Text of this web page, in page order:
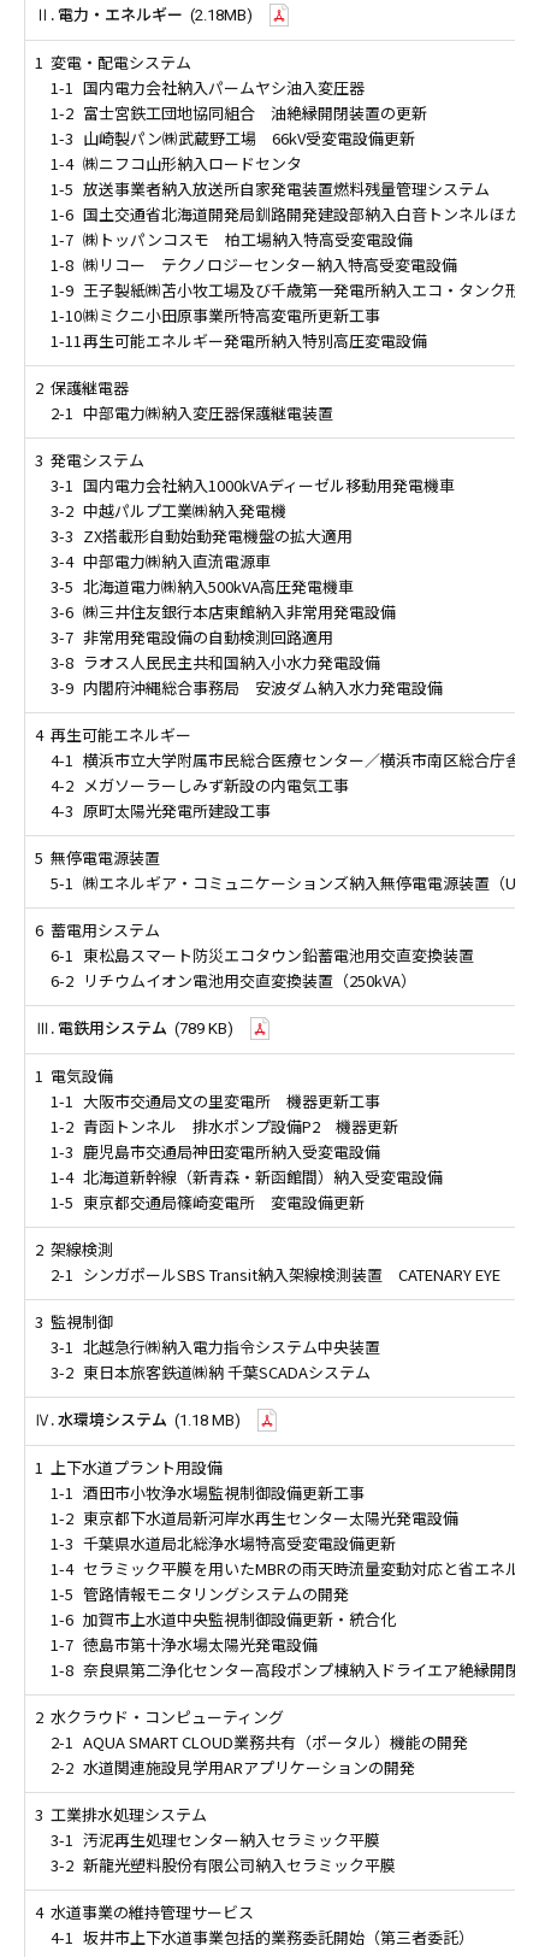
Ⅱ. 電力・エネルギー (2.18MB)
1 変電・配電システム
1-1 国内電力会社納入パームヤシ油入変圧器
1-2 富士宮鉄工団地協同組合 油絶縁開閉装置の更新
1-3 山崎製パン㈱武蔵野工場 66kV受変電設備更新
1-4 ㈱ニフコ山形納入ロードセンタ
1-5 放送事業者納入放送所自家発電装置燃料残量管理システム
1-6 国土交通省北海道開発局釧路開発建設部納入白音トンネルほか
1-7 ㈱トッパンコスモ 柏工場納入特高受変電設備
1-8 ㈱リコー テクノロジーセンター納入特高受変電設備
1-9 王子製紙㈱苫小牧工場及び千歳第一発電所納入エコ・タンク形
1-10㈱ミクニ小田原事業所特高変電所更新工事
1-11 再生可能エネルギー発電所納入特別高圧変電設備
2 保護継電器
2-1 中部電力㈱納入変圧器保護継電装置
3 発電システム
3-1 国内電力会社納入1000kVAディーゼル移動用発電機車
3-2 中越パルプ工業㈱納入発電機
3-3 ZX搭載形自動始動発電機盤の拡大適用
3-4 中部電力㈱納入直流電源車
3-5 北海道電力㈱納入500kVA高圧発電機車
3-6 ㈱三井住友銀行本店東館納入非常用発電設備
3-7 非常用発電設備の自動検測回路適用
3-8 ラオス人民民主共和国納入小水力発電設備
3-9 内閣府沖縄総合事務局 安波ダム納入水力発電設備
4 再生可能エネルギー
4-1 横浜市立大学附属市民総合医療センター／横浜市南区総合庁舎
4-2 メガソーラーしみず新設の内電気工事
4-3 原町太陽光発電所建設工事
5 無停電電源装置
5-1 ㈱エネルギア・コミュニケーションズ納入無停電電源装置（
6 蓄電用システム
6-1
東松島スマート防災エコタウン鉛蓄電池用交直変換装置
6-2 リチウムイオン電池用交直変換装置（250kVA）
Ⅲ. 電鉄用システム (789 KB)
1 電気設備
1-1 大阪市交通局文の里変電所 機器更新工事
1-2 青函トンネル 排水ポンプ設備P2 機器更新
1-3 鹿児島市交通局神田変電所納入受変電設備
1-4 北海道新幹線（新青森・新函館間）納入受変電設備
1-5 東京都交通局篠崎変電所 変電設備更新
2 架線検測
2-1
シンガポールSBS Transit納入架線検測装置 CATENARY EYE
3 監視制御
3-1 北越急行㈱納入電力指令システム中央装置
3-2 東日本旅客鉄道㈱納 千葉SCADAシステム
Ⅳ. 水環境システム (1.18 MB)
1
上下水道プラント用設備
1-1 酒田市小牧浄水場監視制御設備更新工事
1-2 東京都下水道局新河岸水再生センター太陽光発電設備
1-3 千葉県水道局北総浄水場特高受変電設備更新
1-4 セラミック平膜を用いたMBRの雨天時流量変動対応と省エネル
1-5 管路情報モニタリングシステムの開発
1-6 加賀市上水道中央監視制御設備更新・統合化
1-7 徳島市第十浄水場太陽光発電設備
1-8 奈良県第二浄化センター高段ポンプ棟納入ドライエア絶縁開閉
2 水クラウド・コンピューティング
2-1 AQUA SMART CLOUD業務共有（ポータル）機能の開発
2-2 水道関連施設見学用ARアプリケーションの開発
3 工業排水処理システム
3-1 汚泥再生処理センター納入セラミック平膜
3-2 新龍光塑料股份有限公司納入セラミック平膜
4 水道事業の維持管理サービス
4-1 坂井市上下水道事業包括的業務委託開始（第三者委託）